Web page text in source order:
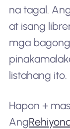
na tagal.
at isang
mga
listahang ito.
Hapon +
Ang